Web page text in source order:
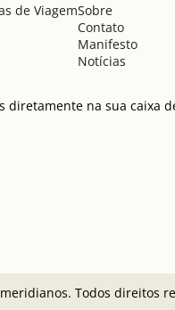
de ViagemSobre
Contato
Manifesto
Notícias
diretamente na sua caixa
Todos direitos